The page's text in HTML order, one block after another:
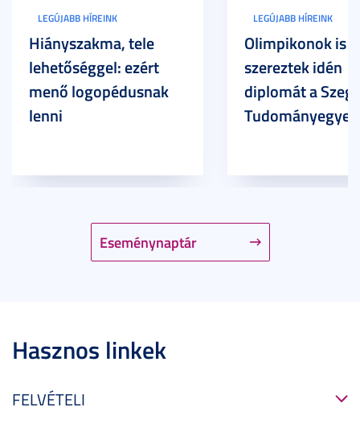
Eseménynaptár
LEGÚJABB HÍREINK
Hiányszakma, tele
lehetőséggel: ezért
menő logopédusnak
lenni
LEGÚJABB HÍREINK
Olimpikonok is
szereztek idén
diplomát a
Hasznos linkek
FELVÉTELI